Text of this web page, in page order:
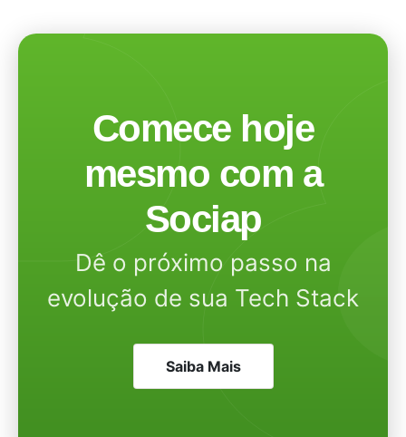
Comece hoje
mesmo com a
Sociap
Dê o próximo passo na
evolução de sua Tech Stack
Saiba Mais